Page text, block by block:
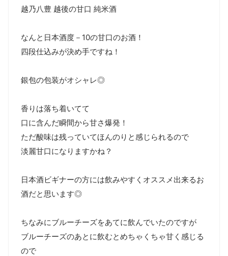
越乃八豊 越後の甘口 純米酒
なんと日本酒度－10の甘口のお酒！
四段仕込みが決め手ですね！
銀包の包装がオシャレ◎
香りは落ち着いてて
口に含んだ瞬間から甘さ爆発！
ただ酸味は残っていてほんのりと感じられるので
淡麗甘口になりますかね？
日本酒ビギナーの方には飲みやすくオススメ出来るお
酒だと思います◎
ちなみにブルーチーズをあてに飲んでいたのですが
ブルーチーズのあとに飲むとめちゃくちゃ甘く感じる
ので